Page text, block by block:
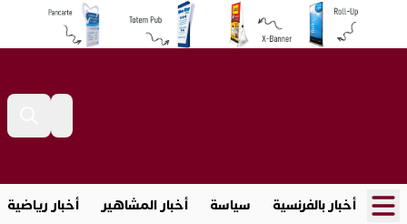
أخبار بالفرنسية سياسة أخبار المشاهير أخبار رياضية